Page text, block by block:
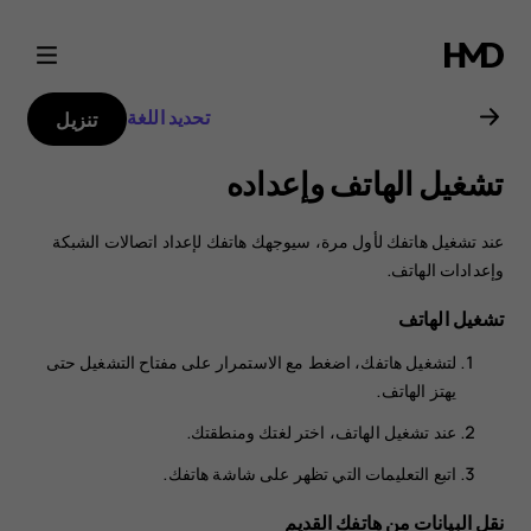
دليل
مستخدم
هاتف
Nokia
8.1
تحديد اللغة تنزيل
تشغيل الهاتف وإعداده
عند تشغيل هاتفك لأول مرة، سيوجهك هاتفك لإعداد اتصالات الشبكة
وإعدادات الهاتف.
تشغيل الهاتف
لتشغيل هاتفك، اضغط مع الاستمرار على مفتاح التشغيل حتى
يهتز الهاتف.
عند تشغيل الهاتف، اختر لغتك ومنطقتك.
اتبع التعليمات التي تظهر على شاشة هاتفك.
نقل البيانات من هاتفك القديم